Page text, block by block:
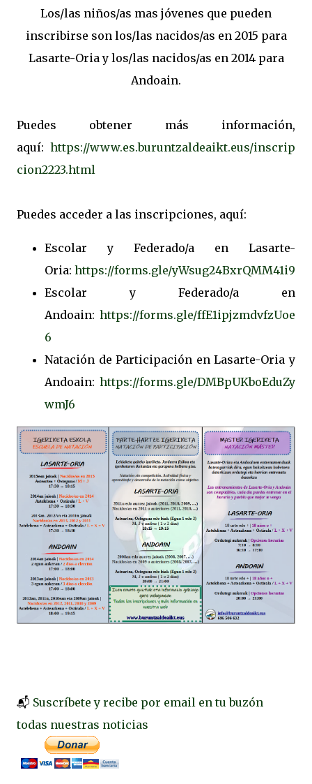
Los/las niños/as mas jóvenes que pueden
inscribirse son los/las nacidos/as en 2015 para
Lasarte-Oria y los/las nacidos/as en 2014 para
Andoain.
Puedes obtener más información,
aquí: https://www.es.buruntzaldeaikt.eus/inscrip
cion2223.html
Puedes acceder a las inscripciones, aquí:
Escolar y Federado/a en Lasarte-
Oria: https://forms.gle/yWsug24BxrQMM41i9
Escolar y Federado/a en
Andoain: https://forms.gle/ffE1ipjzmdvfzUoe
6
Natación de Participación en Lasarte-Oria y
Andoain: https://forms.gle/DMBpUKboEduZy
wmJ6
📬 Suscríbete y recibe por email en tu buzón
todas nuestras noticias